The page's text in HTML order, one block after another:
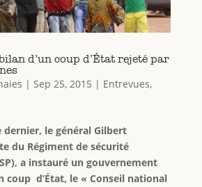
d’un coup d’État rejeté par
| Sep 25, 2015 | Entrevues,
dernier, le général Gilbert
du Régiment de sécurité
a instauré un gouvernement
coup d’État, le « Conseil national